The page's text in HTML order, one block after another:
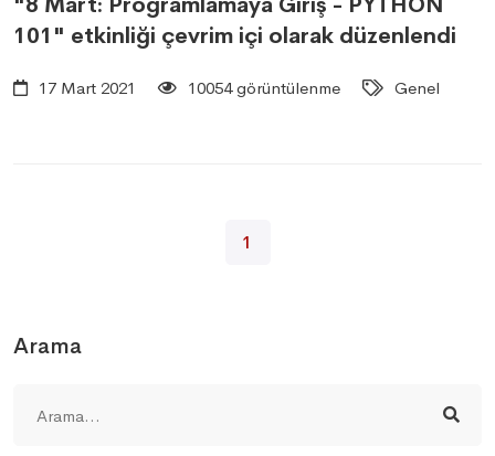
Arama
101" etkinliği çevrim içi olarak düzenlendi
17 Mart 2021 10054 görüntülenme Genel
1